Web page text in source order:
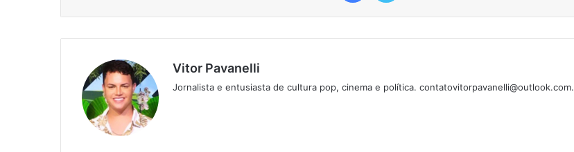
Vitor Pavanelli
Jornalista e entusiasta de cultura pop, cinema e política. contatovitorpavanelli@outlook.com.